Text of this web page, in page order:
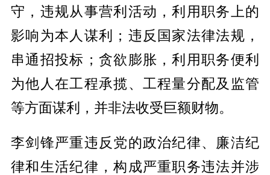
守，违规从事营利活动，利用职务上的
影响为本人谋利；违反国家法律法规，
串通招投标；贪欲膨胀，利用职务便利
为他人在工程承揽、工程量分配及监管
等方面谋利，并非法收受巨额财物。
李剑锋严重违反党的政治纪律、廉洁纪
律和生活纪律，构成严重职务违法并涉